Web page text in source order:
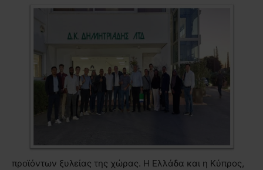
προϊόντων ξυλείας της χώρας. Η Ελλάδα και η Κύπρος,